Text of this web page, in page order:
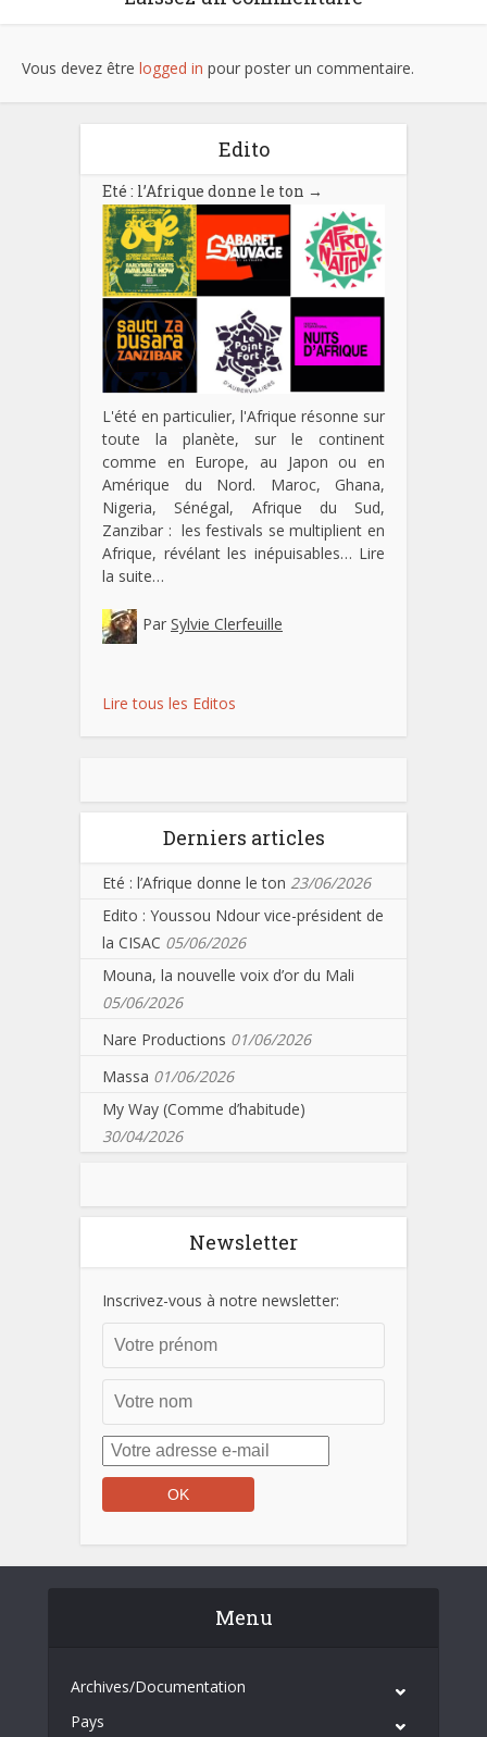
Vous devez être logged in pour poster un commentaire.
Edito
Eté : l’Afrique donne le ton →
L'été en particulier, l'Afrique résonne sur
toute la planète, sur le continent
comme en Europe, au Japon ou en
Amérique du Nord. Maroc, Ghana,
Nigeria, Sénégal, Afrique du Sud,
Zanzibar : les festivals se multiplient en
Afrique, révélant les inépuisables… Lire
la suite…
Par Sylvie Clerfeuille
Lire tous les Editos
Derniers articles
Eté : l’Afrique donne le ton 23/06/2026
Edito : Youssou Ndour vice-président de
la CISAC 05/06/2026
Mouna, la nouvelle voix d’or du Mali
05/06/2026
Nare Productions 01/06/2026
Massa 01/06/2026
My Way (Comme d’habitude)
30/04/2026
Newsletter
Inscrivez-vous à notre newsletter:
Menu
Archives/Documentation
Pays